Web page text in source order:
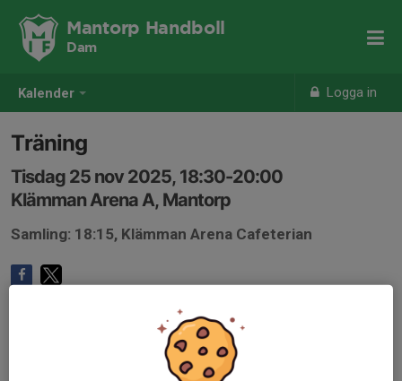
Kalender Logga in
Mantorp Handboll
Dam
Träning
Tisdag 25 nov 2025, 18:30-20:00
Klämman Arena A, Mantorp
Samling: 18:15, Klämman Arena Cafeterian